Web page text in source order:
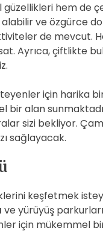
hem de
ve özgürce
de mevcut.
Ayrıca, çiftlikte
için harika
alan
sizi bekliyor.
sağlayacak.
keşfetmek
ve yürüyüş
için mükemmel